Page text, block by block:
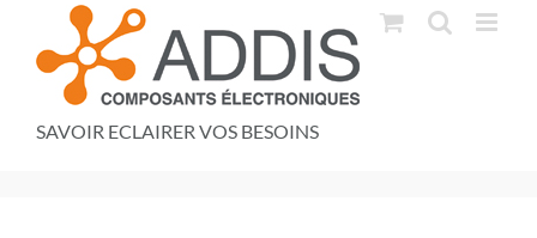
SAVOIR ECLAIRER VOS BESOINS